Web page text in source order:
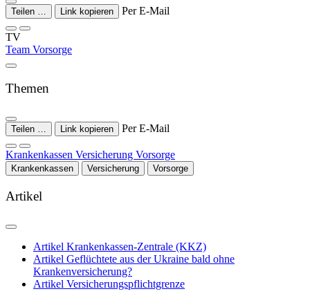
Teilen … Link kopieren Per E-Mail
TV
Team Vorsorge
Themen
Teilen … Link kopieren Per E-Mail
Krankenkassen Versicherung Vorsorge
Krankenkassen Versicherung Vorsorge
Artikel
Artikel Krankenkassen-Zentrale (KKZ)
Artikel Geflüchtete aus der Ukraine bald ohne
Krankenversicherung?
Artikel Versicherungspflichtgrenze